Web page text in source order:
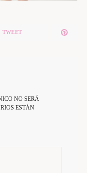
TWEET
NO SERÁ
ESTÁN